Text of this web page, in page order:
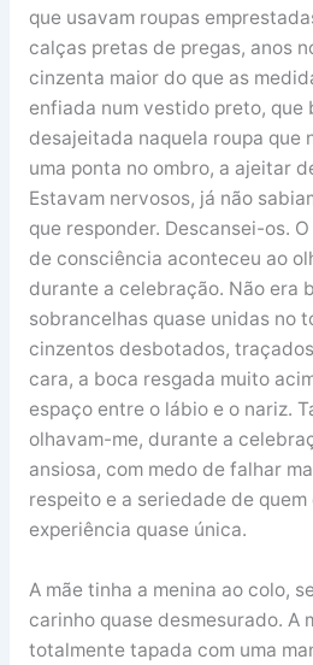
que usavam roupas
calças pretas de pregas, anos
cinzenta maior do que as
enfiada num vestido preto, que
desajeitada naquela roupa que
uma ponta no ombro, a ajeitar
Estavam nervosos, já não
que responder. Descansei-os.
de consciência aconteceu ao
durante a celebração. Não era
sobrancelhas quase unidas no
cinzentos desbotados,
cara, a boca resgada muito
espaço entre o lábio e o nariz.
olhavam-me, durante a
ansiosa, com medo de falhar
respeito e a seriedade de
experiência quase única.
A mãe tinha a menina ao colo,
carinho quase desmesurado. A
totalmente tapada com uma